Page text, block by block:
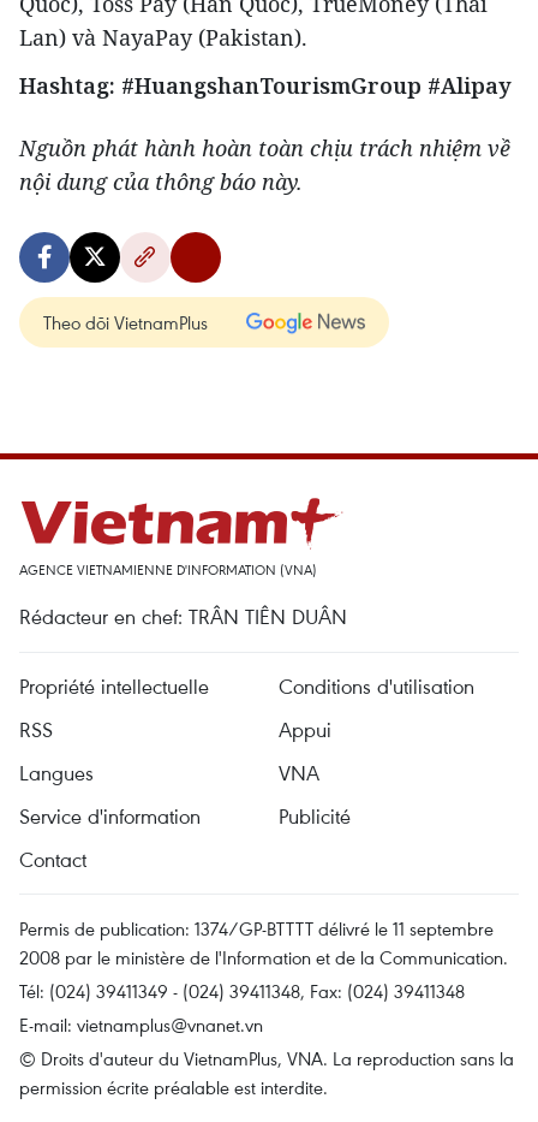
Lan) và NayaPay (Pakistan).
Hashtag: #HuangshanTourismGroup #Alipay
Nguồn phát hành hoàn toàn chịu trách nhiệm về
nội dung của thông báo này.
Theo dõi VietnamPlus
AGENCE VIETNAMIENNE D'INFORMATION (VNA)
Rédacteur en chef: TRÂN TIÊN DUÂN
Propriété intellectuelle
Conditions d'utilisation
RSS
Appui
Langues
VNA
Service d'information
Publicité
Contact
Permis de publication: 1374/GP-BTTTT délivré le 11 septembre
2008 par le ministère de l'Information et de la Communication.
Tél: (024) 39411349 - (024) 39411348, Fax: (024) 39411348
E-mail: vietnamplus@vnanet.vn
© Droits d'auteur du VietnamPlus, VNA. La reproduction sans la
permission écrite préalable est interdite.